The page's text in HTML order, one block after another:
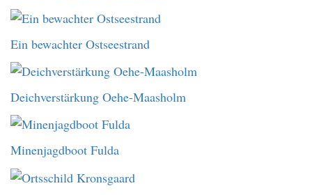
Ein bewachter Ostseestrand
Deichverstärkung Oehe-Maasholm
Minenjagdboot Fulda